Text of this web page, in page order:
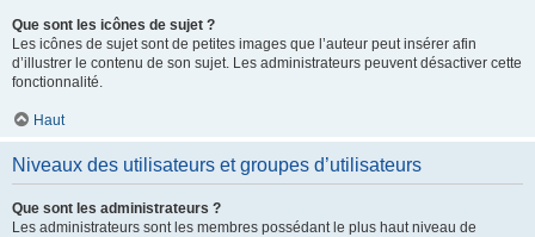
Que sont les icônes de sujet ?
Les icônes de sujet sont de petites images que l’auteur peut insérer afin
d’illustrer le contenu de son sujet. Les administrateurs peuvent désactiver cette
fonctionnalité.
Haut
Niveaux des utilisateurs et groupes d’utilisateurs
Que sont les administrateurs ?
Les administrateurs sont les membres possédant le plus haut niveau de